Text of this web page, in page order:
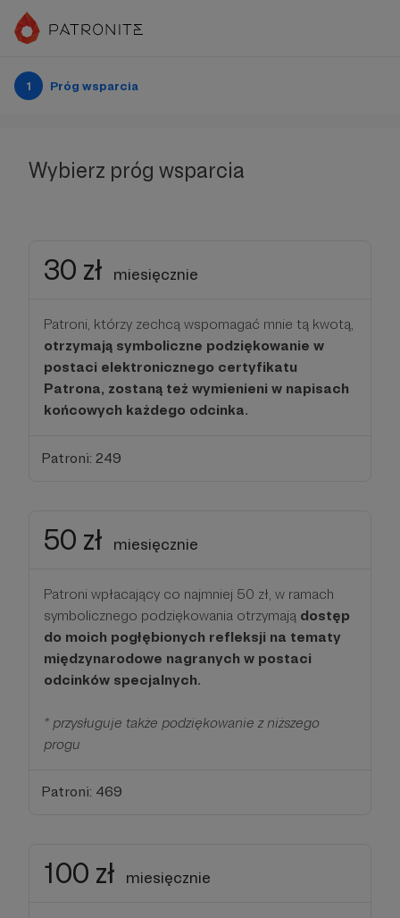
1 Próg wsparcia
Wybierz próg wsparcia
30 zł miesięcznie
Patroni, którzy zechcą wspomagać mnie tą kwotą,
otrzymają symboliczne podziękowanie w
postaci elektronicznego certyfikatu
Patrona, zostaną też wymienieni w napisach
końcowych każdego odcinka.
Patroni: 249
50 zł miesięcznie
Patroni wpłacający co najmniej 50 zł, w ramach
symbolicznego podziękowania otrzymają dostęp
do moich pogłębionych refleksji na tematy
międzynarodowe nagranych w postaci
odcinków specjalnych.
* przysługuje także podziękowanie z niższego
progu
Patroni: 469
100 zł miesięcznie